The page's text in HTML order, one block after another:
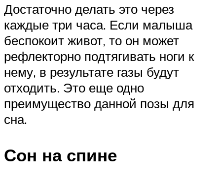
Достаточно делать это через
каждые три часа. Если малыша
беспокоит живот, то он может
рефлекторно подтягивать ноги к
нему, в результате газы будут
отходить. Это еще одно
преимущество данной позы для
сна.
Сон на спине